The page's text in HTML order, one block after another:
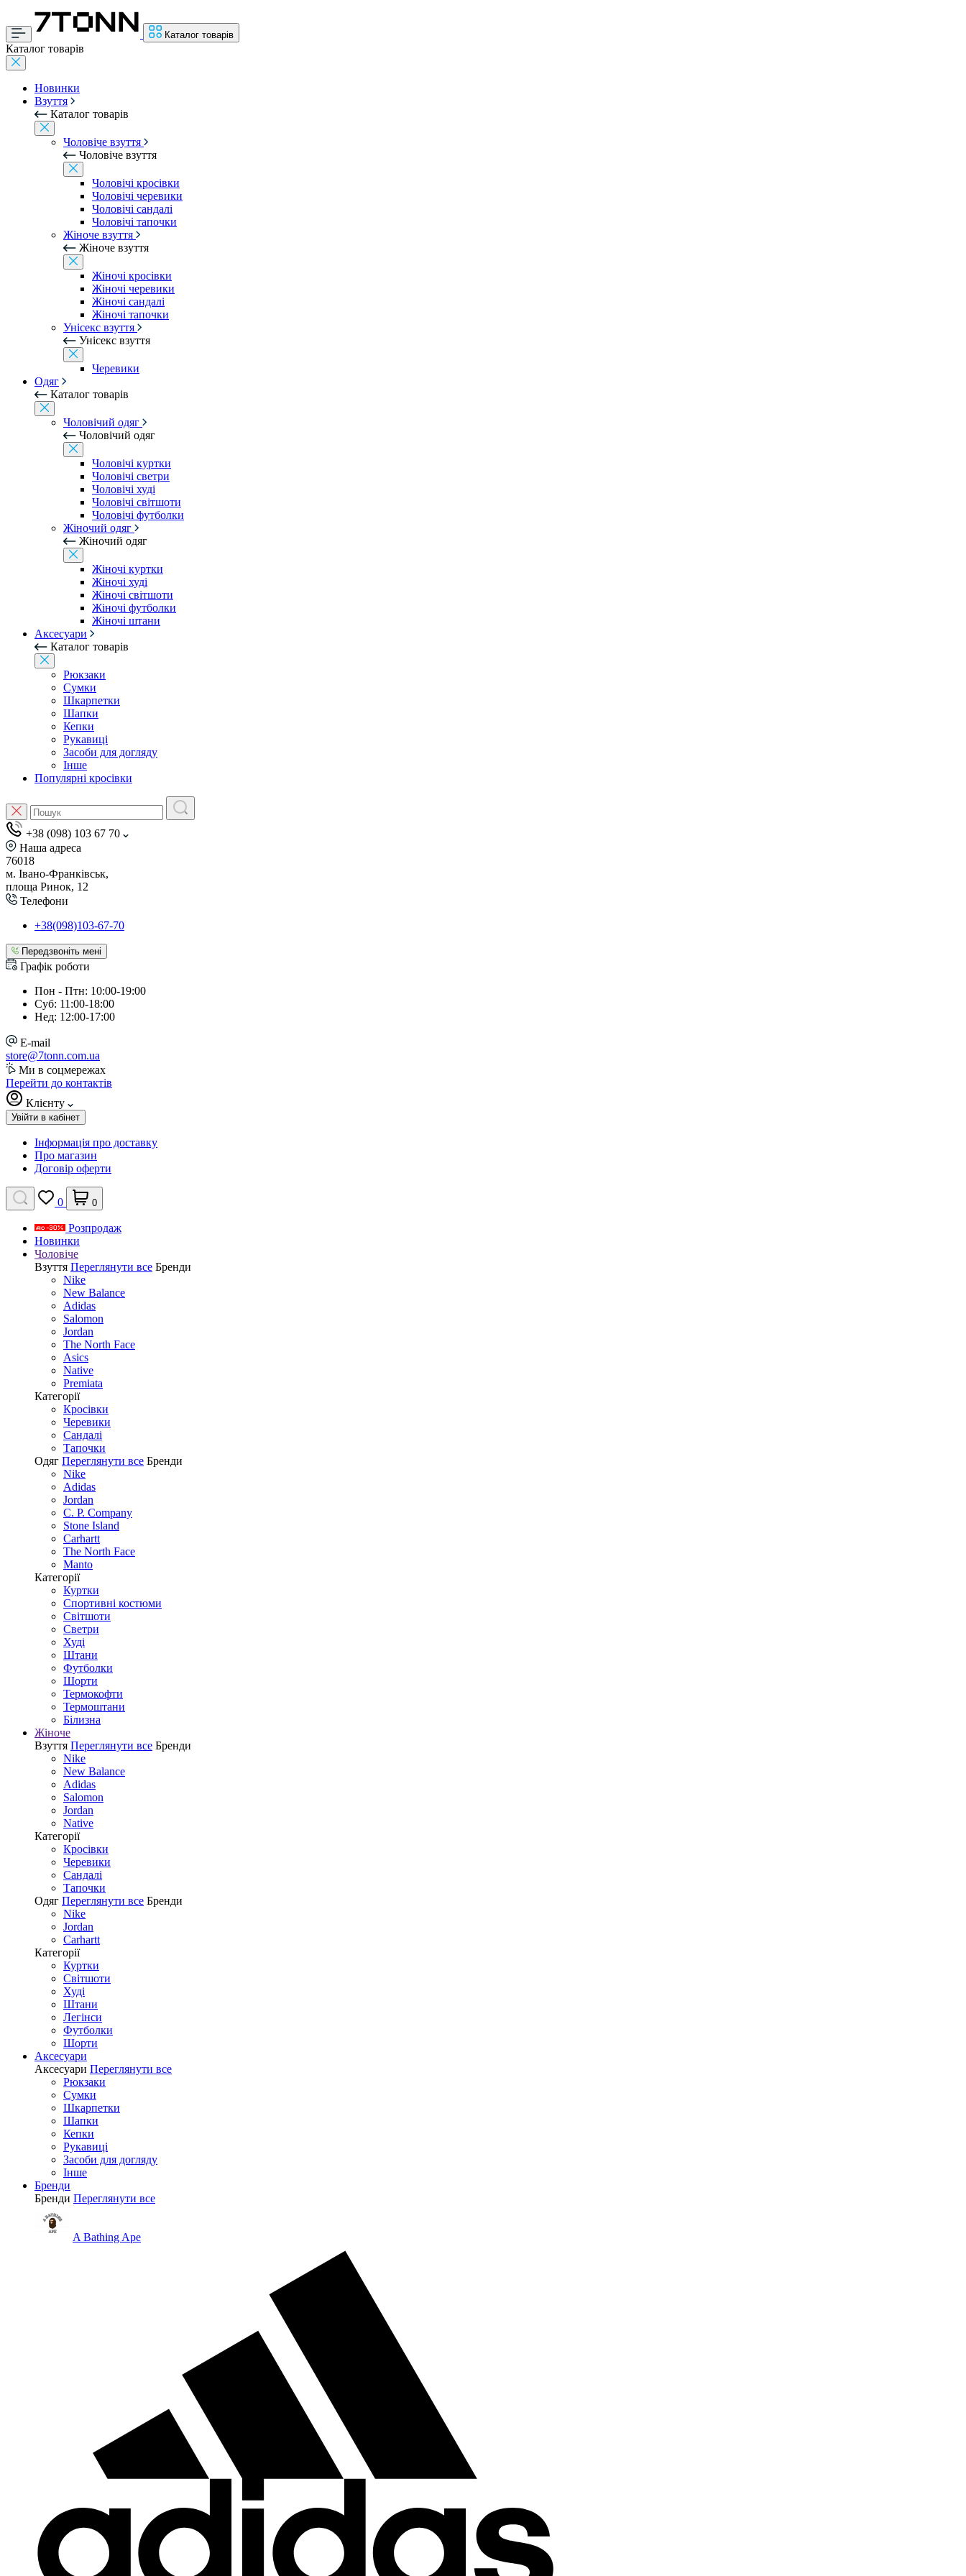
Каталог товарів
Каталог товарів
Новинки
Взуття
Каталог товарів
Чоловіче взуття
Чоловіче взуття
Чоловічі кросівки
Чоловічі черевики
Чоловічі сандалі
Чоловічі тапочки
Жіноче взуття
Жіноче взуття
Жіночі кросівки
Жіночі черевики
Жіночі сандалі
Жіночі тапочки
Унісекс взуття
Унісекс взуття
Черевики
Одяг
Каталог товарів
Чоловічий одяг
Чоловічий одяг
Чоловічі куртки
Чоловічі светри
Чоловічі худі
Чоловічі світшоти
Чоловічі футболки
Жіночий одяг
Жіночий одяг
Жіночі куртки
Жіночі худі
Жіночі світшоти
Жіночі футболки
Жіночі штани
Аксесуари
Каталог товарів
Рюкзаки
Сумки
Шкарпетки
Шапки
Кепки
Рукавиці
Засоби для догляду
Інше
Популярні кросівки
+38 (098) 103 67 70
Наша адреса
76018
м. Івано-Франківськ,
площа Ринок, 12
Телефони
+38(098)103-67-70
Передзвоніть мені
Графік роботи
Пон - Птн: 10:00-19:00
Суб: 11:00-18:00
Нед: 12:00-17:00
E-mail
store@7tonn.com.ua
Ми в соцмережах
Перейти до контактів
Клієнту
Увійти в кабінет
Інформація про доставку
Про магазин
Договір оферти
0 0
Розпродаж
Новинки
Чоловіче
Взуття Переглянути все Бренди
Nike
New Balance
Adidas
Salomon
Jordan
The North Face
Asics
Native
Premiata
Категорії
Кросівки
Черевики
Сандалі
Tапочки
Одяг Переглянути все Бренди
Nike
Adidas
Jordan
C. P. Company
Stone Island
Carhartt
The North Face
Manto
Категорії
Куртки
Спортивні костюми
Світшоти
Светри
Худі
Штани
Футболки
Шорти
Термокофти
Термоштани
Білизна
Жіноче
Взуття Переглянути все Бренди
Nike
New Balance
Adidas
Salomon
Jordan
Native
Категорії
Кросівки
Черевики
Сандалі
Tапочки
Одяг Переглянути все Бренди
Nike
Jordan
Carhartt
Категорії
Куртки
Світшоти
Худі
Штани
Легінси
Футболки
Шорти
Аксесуари
Аксесуари Переглянути все
Рюкзаки
Сумки
Шкарпетки
Шапки
Кепки
Рукавиці
Засоби для догляду
Інше
Бренди
Бренди Переглянути все
A Bathing Ape